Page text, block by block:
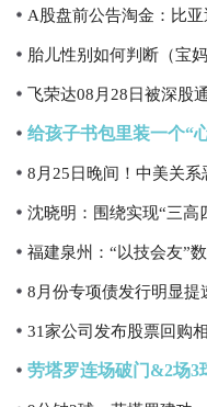
胎儿性别如何判断（宝
飞荣达08月28日被深股
福建泉州：“以技会友”
8月份专项债发行明显提
31家公司发布股票回购